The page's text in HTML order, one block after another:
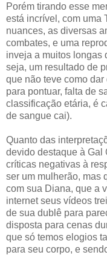
Porém tirando esse
está incrível, com uma
nuances, as diversas
combates, e uma
inveja a muitos longas
seja, um resultado de
que não teve como
para pontuar, falta de
classificação etária, é
de sangue cai).
Quanto das
devido destaque à Gal
críticas negativas à
ser um mulherão, mas
com sua Diana, que a
internet seus vídeos
de sua dublê para
disposta para cenas
que só temos elogios
para seu corpo, e